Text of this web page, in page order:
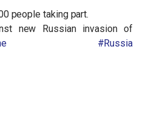
people taking part.
new Russian invasion of
#Russia